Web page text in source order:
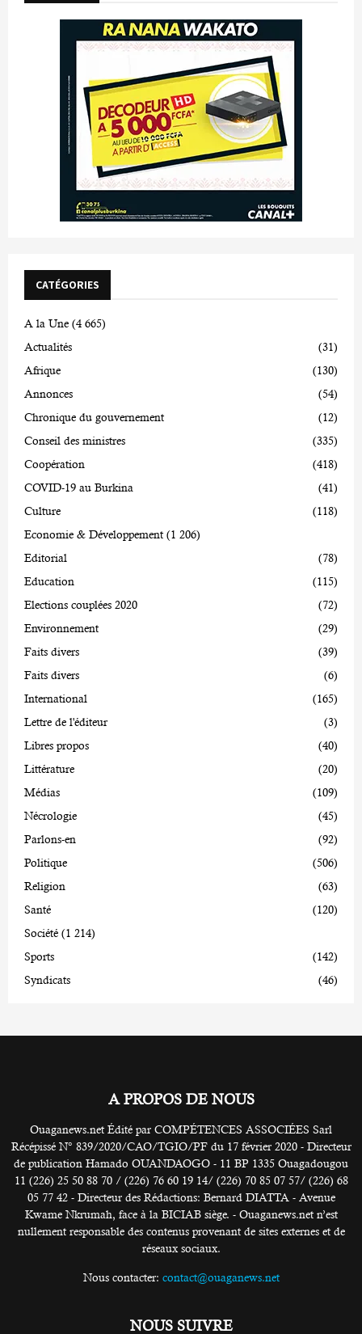
CATÉGORIES
A la Une (4 665)
Actualités
(31)
Afrique
(130)
Annonces
(54)
Chronique du gouvernement
(12)
Conseil des ministres
(335)
Coopération
(418)
COVID-19 au Burkina
(41)
Culture
(118)
Economie & Développement (1 206)
Editorial
(78)
Education
(115)
Elections couplées 2020
(72)
Environnement
(29)
Faits divers
(39)
Faits divers
(6)
International
(165)
Lettre de l'éditeur
(3)
Libres propos
(40)
Littérature
(20)
Médias
(109)
Nécrologie
(45)
Parlons-en
(92)
Politique
(506)
Religion
(63)
Santé
(120)
Société (1 214)
Sports
(142)
Syndicats
(46)
A PROPOS DE NOUS
Ouaganews.net Édité par COMPÉTENCES ASSOCIÉES Sarl
Récépissé N° 839/2020/CAO/TGIO/PF du 17 février 2020 - Directeur
de publication Hamado OUANDAOGO - 11 BP 1335 Ouagadougou
11 (226) 25 50 88 70 / (226) 76 60 19 14/ (226) 70 85 07 57/ (226) 68
05 77 42 - Directeur des Rédactions: Bernard DIATTA - Avenue
Kwame Nkrumah, face à la BICIAB siège. - Ouaganews.net n’est
nullement responsable des contenus provenant de sites externes et de
réseaux sociaux.
Nous contacter: contact@ouaganews.net
NOUS SUIVRE